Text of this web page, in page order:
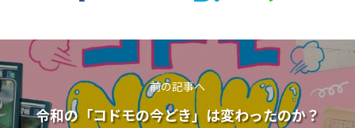
前の記事へ
令和の「コドモの今どき」は変わったのか？